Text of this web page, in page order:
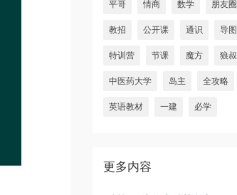
平哥 情商 数学 朋友圈
教招 公开课 通识 导图
特训营 节课 魔方 狼叔
中医药大学 岛主 全攻略
英语教材 一建 必学
更多内容